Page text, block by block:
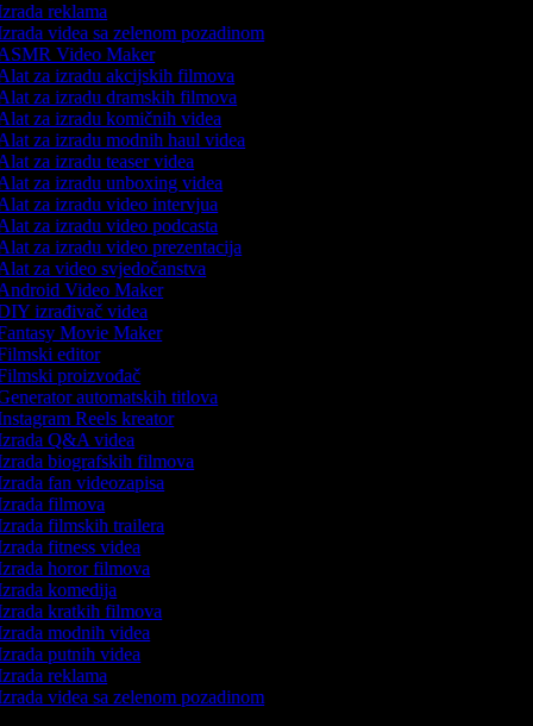
reklama
videa sa zelenom pozadinom
Video Maker
za izradu akcijskih filmova
za izradu dramskih filmova
za izradu komičnih videa
za izradu modnih haul videa
za izradu teaser videa
za izradu unboxing videa
za izradu video intervjua
za izradu video podcasta
za izradu video prezentacija
za video svjedočanstva
Video Maker
izrađivač videa
Movie Maker
editor
proizvođač
automatskih titlova
Reels kreator
Q&A videa
biografskih filmova
fan videozapisa
filmova
filmskih trailera
fitness videa
horor filmova
komedija
kratkih filmova
modnih videa
putnih videa
reklama
videa sa zelenom pozadinom